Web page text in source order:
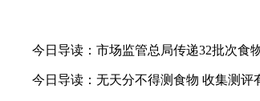
今日导读：市场监管总局传递32批次食物
今日导读：无天分不得测食物 收集测评有